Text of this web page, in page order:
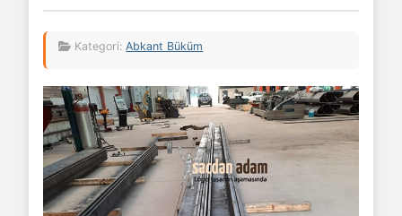
Kategori:Abkant Büküm